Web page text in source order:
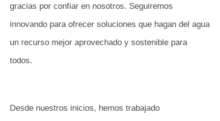
gracias por confiar en nosotros. Seguiremos
innovando para ofrecer soluciones que hagan del agua
un recurso mejor aprovechado y sostenible para
todos.
Desde nuestros inicios, hemos trabajado